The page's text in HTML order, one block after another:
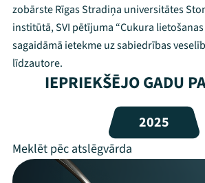
Mana programma
Festivāls
Programma
zobārste Rīgas Stradiņa universitātes
institūtā, SVI pētījuma “Cukura
sagaidāmā ietekme uz sabiedrības
līdzautore.
IEPRIEKŠĒJO GADU
2025